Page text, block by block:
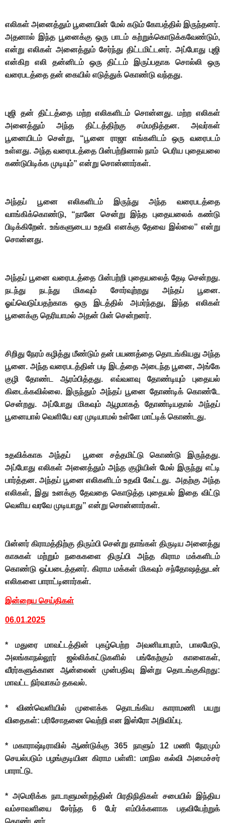
எலிகள் அனைத்தும் பூனையின் மேல் கடும் கோபத்தில் இருந்தனர்.
அதனால் இந்த பூனைக்கு ஒரு பாடம் கற்றுக்கொடுக்கவேண்டும்,
என்று எலிகள் அனைத்தும் சேர்ந்து திட்டமிட்டனர். அப்போது புஜி
என்கிற எலி தன்னிடம் ஒரு திட்டம் இருப்பதாக சொல்லி ஒரு
வரைபடத்தை தன் கையில் எடுத்துக் கொண்டு வந்தது.
புஜி தன் திட்டத்தை மற்ற எலிகளிடம் சொன்னது. மற்ற எலிகள்
அனைத்தும் அந்த திட்டத்திற்கு சம்மதித்தன. அவர்கள்
பூனையிடம் சென்று, “பூனை ராஜா எங்களிடம் ஒரு வரைபடம்
உள்ளது. அந்த வரைபடத்தை பின்பற்றினால் நாம் பெரிய புதையலை
கண்டுபிடிக்க முடியும்” என்று சொன்னார்கள்.
அந்தப் பூனை எலிகளிடம் இருந்து அந்த வரைபடத்தை
வாங்கிக்கொண்டு, “நானே சென்று இந்த புதையலைக் கண்டு
பிடிக்கிறேன். உங்களுடைய உதவி எனக்கு தேவை இல்லை” என்று
சொன்னது.
அந்தப் பூனை வரைபடத்தை பின்பற்றி புதையலைத் தேடி சென்றது.
நடந்து நடந்து மிகவும் சோர்வுற்றது அந்தப் பூனை.
ஓய்வெடுப்பதற்காக ஒரு இடத்தில் அமர்ந்தது, இந்த எலிகள்
பூனைக்கு தெரியாமல் அதன் பின் சென்றனர்.
சிறிது நேரம் கழித்து மீண்டும் தன் பயணத்தை தொடங்கியது அந்த
பூனை. அந்த வரைபடத்தின் படி இடத்தை அடைந்த பூனை, அங்கே
குழி தோண்ட ஆரம்பித்தது. எவ்வளவு தோண்டியும் புதையல்
கிடைக்கவில்லை. இருந்தும் அந்தப் பூனை தோண்டிக் கொண்டே
சென்றது. அப்போது மிகவும் ஆழமாகத் தோண்டியதால் அந்தப்
பூனையால் வெளியே வர முடியாமல் உள்ளே மாட்டிக் கொண்டது.
உதவிக்காக அந்தப் பூனை சத்தமிட்டு கொண்டு இருந்தது.
அப்போது எலிகள் அனைத்தும் அந்த குழியின் மேல் இருந்து எட்டி
பார்த்தன. அந்தப் பூனை எலிகளிடம் உதவி கேட்டது. அதற்கு அந்த
எலிகள், இது உனக்கு தேவதை கொடுத்த புதையல் இதை விட்டு
வெளிய வரவே முடியாது” என்று சொன்னார்கள்.
பின்னர் கிராமத்திற்கு திரும்பி சென்று தாங்கள் திருடிய அனைத்து
காசுகள் மற்றும் நகைகளை திருப்பி அந்த கிராம மக்களிடம்
கொண்டு ஒப்படைத்தனர். கிராம மக்கள் மிகவும் சந்தோஷத்துடன்
எலிகளை பாராட்டினார்கள்.
இன்றைய செய்திகள்
06.01.2025
* மதுரை மாவட்டத்தின் புகழ்பெற்ற அவனியாபுரம், பாலமேடு,
அலங்காநல்லூர் ஜல்லிக்கட்டுகளில் பங்கேற்கும் காளைகள்,
வீரர்களுக்கான ஆன்லைன் முன்பதிவு இன்று தொடங்குகிறது:
மாவட்ட நிர்வாகம் தகவல்.
* விண்வெளியில் முளைக்க தொடங்கிய காராமணி பயறு
விதைகள்: பரிசோதனை வெற்றி என இஸ்ரோ அறிவிப்பு.
* மகாராஷ்டிராவில் ஆண்டுக்கு 365 நாளும் 12 மணி நேரமும்
செயல்படும் பழங்குடியின கிராம பள்ளி: மாநில கல்வி அமைச்சர்
பாராட்டு.
* அமெரிக்க நாடாளுமன்றத்தின் பிரதிநிதிகள் சபையில் இந்திய
வம்சாவளியை சேர்ந்த 6 பேர் எம்பிக்களாக பதவியேற்றுக்